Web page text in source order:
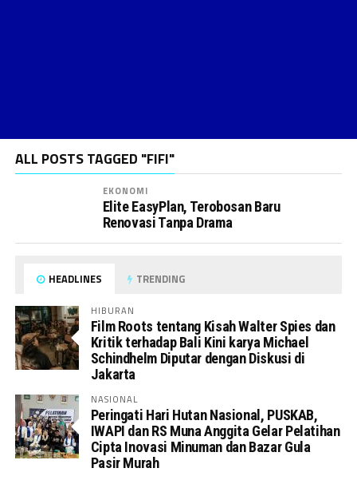
ALL POSTS TAGGED "FIFI"
EKONOMI
Elite EasyPlan, Terobosan Baru
Renovasi Tanpa Drama
HEADLINES TRENDING
HIBURAN
Film Roots tentang Kisah Walter Spies dan
Kritik terhadap Bali Kini karya Michael
Schindhelm Diputar dengan Diskusi di
Jakarta
NASIONAL
Peringati Hari Hutan Nasional, PUSKAB,
IWAPI dan RS Muna Anggita Gelar Pelatihan
Cipta Inovasi Minuman dan Bazar Gula
Pasir Murah